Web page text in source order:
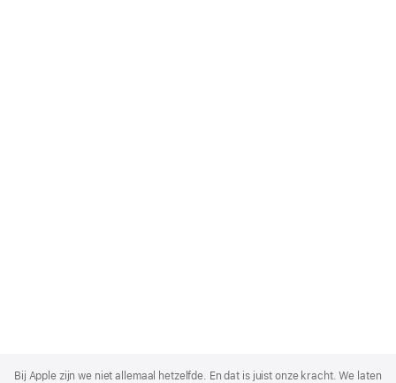
Footer
Bij Apple zijn we niet allemaal hetzelfde. En dat is juist onze kracht. We laten